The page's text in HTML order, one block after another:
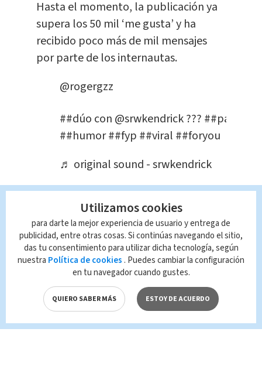
Hasta el momento, la publicación ya
supera los 50 mil ‘me gusta’ y ha
recibido poco más de mil mensajes
por parte de los internautas.
@rogergzz
##dúo con @srwkendrick ??? ##parati
##humor##fyp ##viral ##foryou
♬ original sound - srwkendrick
parcial del contenido de esta página, mismo
que es propiedad de TELEDIARIO; su
reproducción no autorizada constituye una
infracción y un delito de conformidad con las
leyes aplicables.
Utilizamos cookies
para darte la mejor experiencia de usuario y entrega de
publicidad, entre otras cosas. Si continúas navegando el sitio,
das tu consentimiento para utilizar dicha tecnología, según
nuestra Política de cookies . Puedes cambiar la configuración
en tu navegador cuando gustes.
QUIERO SABER MÁS ESTOY DE ACUERDO